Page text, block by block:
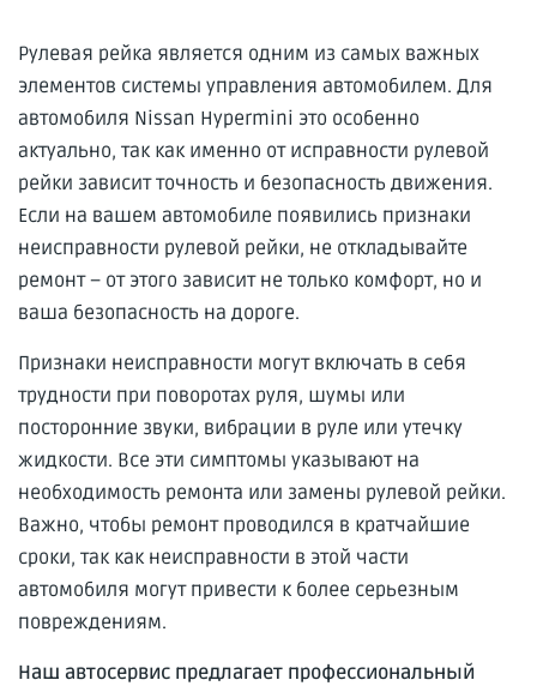
Рулевая рейка является одним из самых важных
элементов системы управления автомобилем. Для
автомобиля Nissan Hypermini это особенно
актуально, так как именно от исправности рулевой
рейки зависит точность и безопасность движения.
Если на вашем автомобиле появились признаки
неисправности рулевой рейки, не откладывайте
ремонт – от этого зависит не только комфорт, но и
ваша безопасность на дороге.
Признаки неисправности могут включать в себя
трудности при поворотах руля, шумы или
посторонние звуки, вибрации в руле или утечку
жидкости. Все эти симптомы указывают на
необходимость ремонта или замены рулевой рейки.
Важно, чтобы ремонт проводился в кратчайшие
сроки, так как неисправности в этой части
автомобиля могут привести к более серьезным
повреждениям.
Наш автосервис предлагает профессиональный